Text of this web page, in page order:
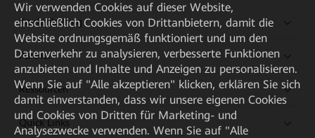
Kaufanleitung
Partner
Ressourcen
Quick Links
Wir verwenden Cookies auf dieser Website,
einschließlich Cookies von Drittanbietern, damit die
Website ordnungsgemäß funktioniert und um den
Datenverkehr zu analysieren, verbesserte Funktionen
anzubieten und Inhalte und Anzeigen zu personalisieren.
Wenn Sie auf "Alle akzeptieren" klicken, erklären Sie sich
damit einverstanden, dass wir unsere eigenen Cookies
und Cookies von Dritten für Marketing- und
Analysezwecke verwenden. Wenn Sie auf "Alle